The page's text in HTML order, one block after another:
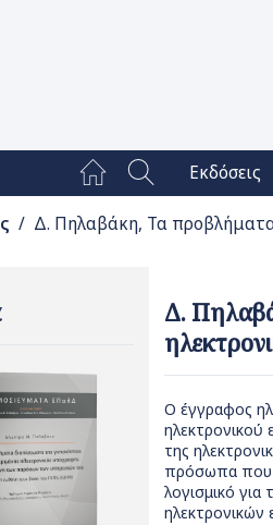
Εκδόσεις
/ Δ. Πηλαβάκη, Τα προβλήματα
Δ.
Ο έγγραφος
ηλεκτρονικού
της
πρόσωπα που
λογισμικό